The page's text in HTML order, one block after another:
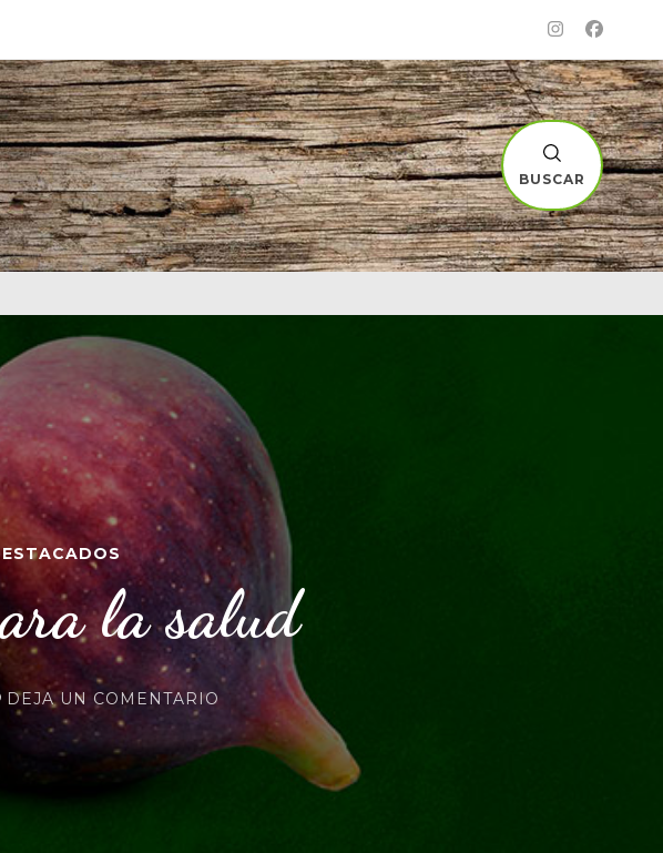
BUSCAR
la salud
DEJA UN COMENTARIOEN
BENEFICIOS
PARA